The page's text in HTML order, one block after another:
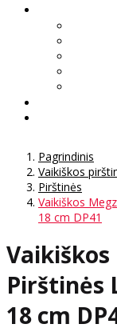
Pagrindinis
Vaikiškos
Pirštinės
Vaikiškos
18 cm DP41
Vaikiškos
Pirštinės
18 cm